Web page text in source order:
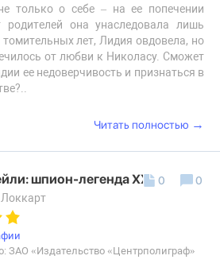
только о себе – на ее попечении
она унаследовала лишь
лет, Лидия овдовела, но
от любви к Николасу. Сможет
ее недоверчивость и признаться в
Читать полностью →
шпион-легенда XX века
ЗАО «Издательство «Центрполиграф»
0 0